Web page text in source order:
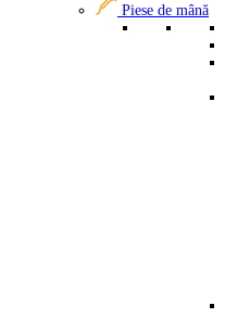
Piese de mână